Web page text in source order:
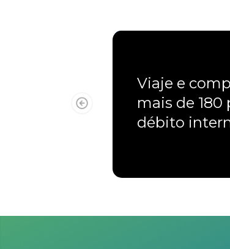
Viaje e
mais de 180
débito